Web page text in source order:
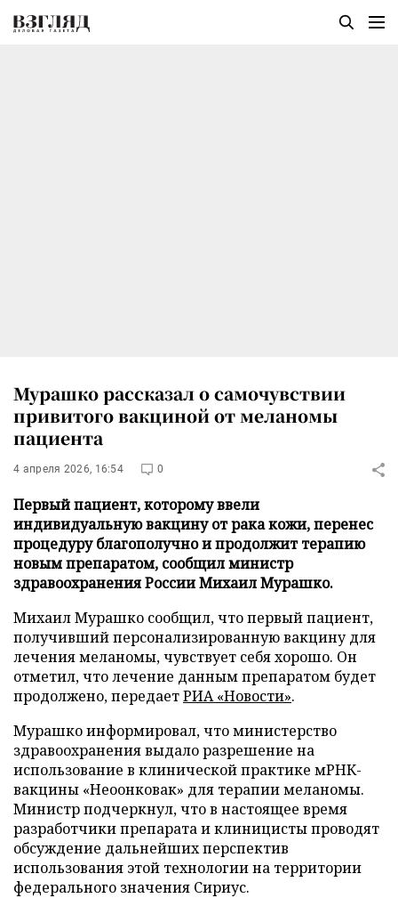
Мурашко рассказал о самочувствии
привитого вакциной от меланомы
пациента
4 апреля 2026, 16:54 0
Первый пациент, которому ввели
индивидуальную вакцину от рака кожи, перенес
процедуру благополучно и продолжит терапию
новым препаратом, сообщил министр
здравоохранения России Михаил Мурашко.
Михаил Мурашко сообщил, что первый пациент,
получивший персонализированную вакцину для
лечения меланомы, чувствует себя хорошо. Он
отметил, что лечение данным препаратом будет
продолжено, передаетРИА «Новости».
Мурашко информировал, что министерство
здравоохранения выдало разрешение на
использование в клинической практике мРНК-
вакцины «Неоонковак» для терапии меланомы.
Министр подчеркнул, что в настоящее время
разработчики препарата и клиницисты проводят
обсуждение дальнейших перспектив
использования этой технологии на территории
федерального значения Сириус.